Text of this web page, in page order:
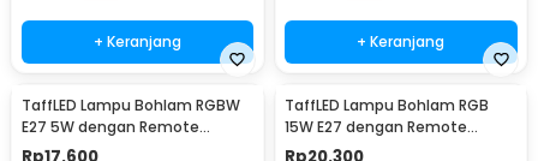
+ Keranjang + Keranjang
TaffLED Lampu Bohlam RGBW
E27 5W dengan Remote
Control - A60
TaffLED Lampu Bohlam RGB
15W E27 dengan Remote
Control - B5